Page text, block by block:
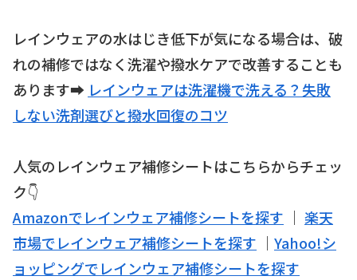
レインウェアの水はじき低下が気になる場合は、破
れの補修ではなく洗濯や撥水ケアで改善することも
あります➡️ レインウェアは洗濯機で洗える？失敗
しない洗剤選びと撥水回復のコツ
人気のレインウェア補修シートはこちらからチェッ
ク👇
Amazonでレインウェア補修シートを探す ｜ 楽天
市場でレインウェア補修シートを探す ｜ Yahoo!シ
ョッピングでレインウェア補修シートを探す